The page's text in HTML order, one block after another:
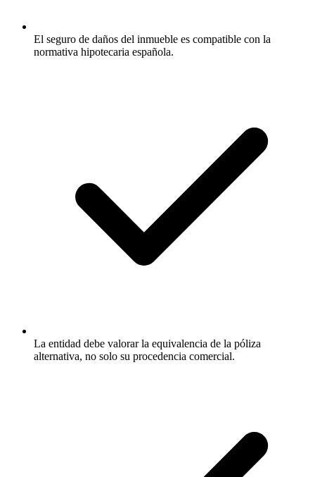
El seguro de daños del inmueble es compatible con la
normativa hipotecaria española.
La entidad debe valorar la equivalencia de la póliza
alternativa, no solo su procedencia comercial.